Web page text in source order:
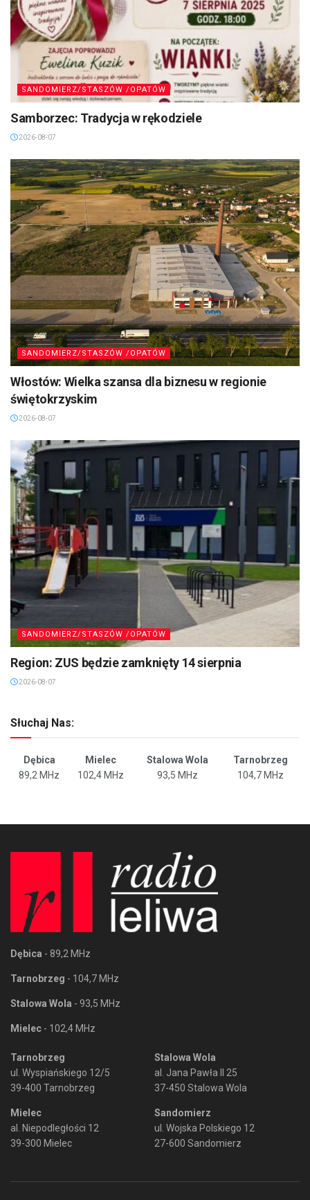
SANDOMIERZ/STASZÓW /OPATÓW
Samborzec: Tradycja w rękodziele
2026-08-07
SANDOMIERZ/STASZÓW /OPATÓW
Włostów: Wielka szansa dla biznesu w regionie
świętokrzyskim
2026-08-07
SANDOMIERZ/STASZÓW /OPATÓW
Region: ZUS będzie zamknięty 14 sierpnia
2026-08-07
Słuchaj Nas:
Dębica Mielec Stalowa Wola
Tarnobrzeg
89,2 MHz
102,4 MHz 93,5 MHz 104,7 MHz
Dębica - 89,2 MHz
Tarnobrzeg - 104,7 MHz
Stalowa Wola - 93,5 MHz
Mielec - 102,4 MHz
Tarnobrzeg
ul. Wyspiańskiego 12/5
39-400 Tarnobrzeg
Mielec
al. Niepodległości 12
39-300 Mielec
Stalowa Wola
al. Jana Pawła II 25
37-450 Stalowa Wola
Sandomierz
ul. Wojska Polskiego 12
27-600 Sandomierz